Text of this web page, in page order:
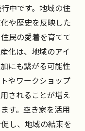
中です。地域の住
や歴史を反映した
民の愛着を育てて
化は、地域のアイ
にも繋がる可能性
やワークショップ
されることが増え
す。空き家を活用
し、地域の結束を